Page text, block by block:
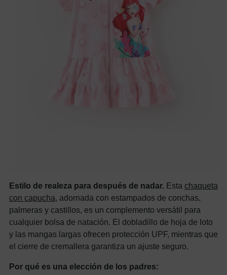
Estilo de realeza para después de nadar. Esta chaqueta
con capucha, adornada con estampados de conchas,
palmeras y castillos, es un complemento versátil para
cualquier bolsa de natación. El dobladillo de hoja de loto
y las mangas largas ofrecen protección UPF, mientras que
el cierre de cremallera garantiza un ajuste seguro.
Por qué es una elección de los padres: